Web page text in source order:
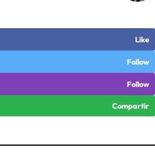
Like
Follow
Follow
Compartir